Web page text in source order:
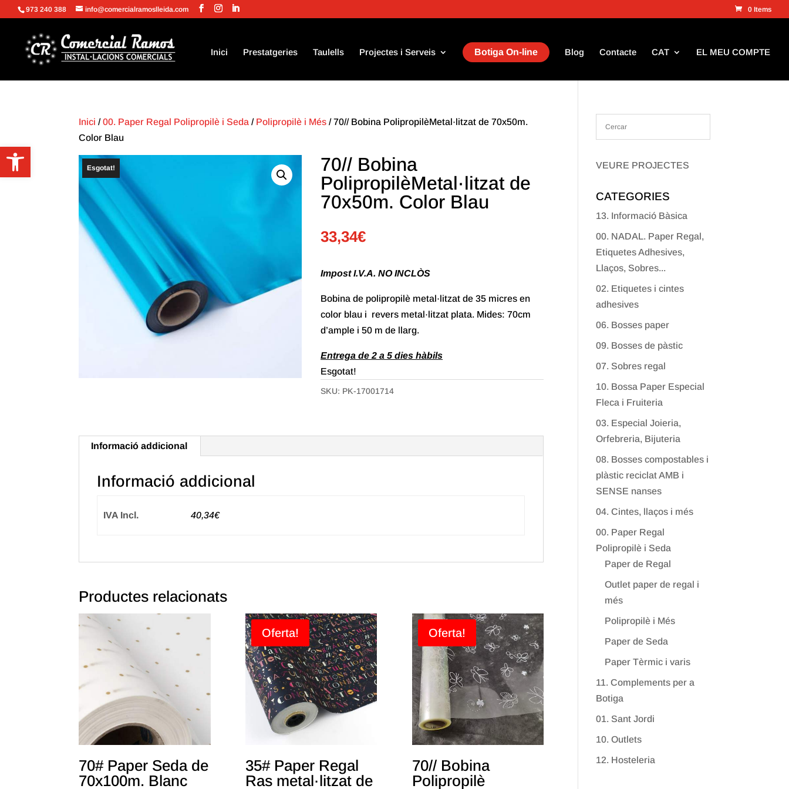
Obre la barra d'eines
973 240 388 info@comercialramoslleida.com 0 Items
Inici Prestatgeries Taulells Projectes i Serveis Botiga On-line Blog Contacte CAT EL MEU COMPTE
Inici /00. Paper Regal Polipropilè i Seda / Polipropilè i Més / 70// Bobina PolipropilèMetal·litzat de 70x50m.
Color Blau
Esgotat!
70// Bobina
PolipropilèMetal·litzat de
70x50m. Color Blau
33,34€
Impost I.V.A. NO INCLÒS
Bobina de polipropilè metal·litzat de 35 micres en
color blau i revers metal·litzat plata. Mides: 70cm
d’ample i 50 m de llarg.
Entrega de 2 a 5 dies hàbils
Esgotat!
SKU: PK-17001714
Informació addicional
Informació addicional
IVA Incl. 40,34€
Productes relacionats
70# Paper Seda de
70x100m. Blanc
Oferta!
35# Paper Regal
Ras metal·litzat de
Oferta!
70// Bobina
Polipropilè
VEURE PROJECTES
CATEGORIES
13. Informació Bàsica
00. NADAL. Paper Regal,
Etiquetes Adhesives,
Llaços, Sobres...
02. Etiquetes i cintes
adhesives
06. Bosses paper
09. Bosses de pàstic
07. Sobres regal
10. Bossa Paper Especial
Fleca i Fruiteria
03. Especial Joieria,
Orfebreria, Bijuteria
08. Bosses compostables i
plàstic reciclat AMB i
SENSE nanses
04. Cintes, llaços i més
00. Paper Regal
Polipropilè i Seda
Paper de Regal
Outlet paper de regal i
més
Polipropilè i Més
Paper de Seda
Paper Tèrmic i varis
11. Complements per a
Botiga
01. Sant Jordi
10. Outlets
12. Hosteleria